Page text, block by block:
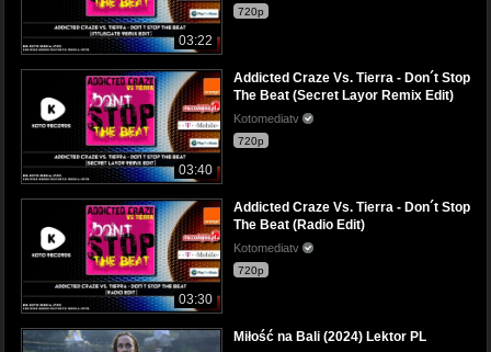
03:22
720p
03:40
Addicted Craze Vs. Tierra - Don´t Stop
The Beat (Secret Layor Remix Edit)
Kotomediatv
720p
03:30
Addicted Craze Vs. Tierra - Don´t Stop
The Beat (Radio Edit)
Kotomediatv
720p
Miłość na Bali (2024) Lektor PL